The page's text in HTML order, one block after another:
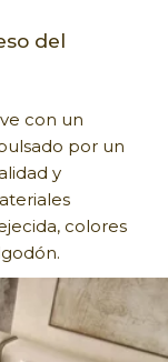
del
con un
por un
y
colores